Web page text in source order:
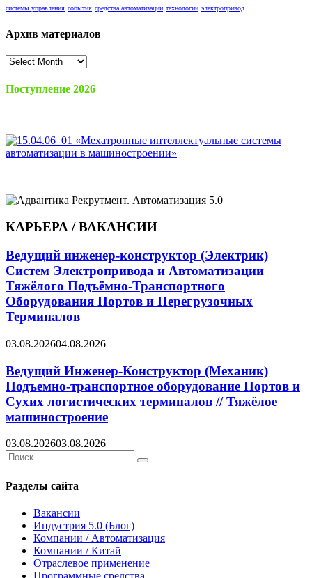
системы управления события средства автоматизации технологии электропривод
Архив материалов
Архив
Поступление 2026
КАРЬЕРА / ВАКАНСИИ
Ведущий инженер-конструктор (Электрик)
Систем Электропривода и Автоматизации
Тяжёлого Подъёмно-Транспортного
Оборудования Портов и Перегрузочных
Терминалов
03.08.202604.08.2026
Ведущий Инженер-Конструктор (Механик)
Подъемно-транспортное оборудование Портов и
Сухих логистических терминалов // Тяжёлое
машиностроение
03.08.202603.08.2026
Search
for:
Search
Разделы сайта
Вакансии
Индустрия 5.0 (Блог)
Компании / Автоматизация
Компании / Китай
Отраслевое применение
Программные средства